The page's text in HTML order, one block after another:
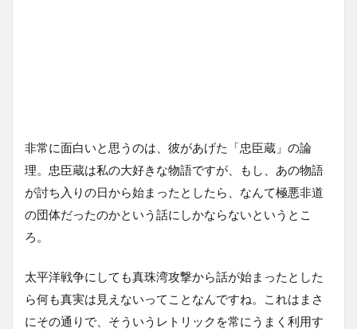
非常に面白いと思うのは、彼があげた「忠臣蔵」の論
理。忠臣蔵は私の大好きな物語ですが、もし、あの物語
が討ち入りの日から始まったとしたら、なんて極悪非道
の団体だったのかという話にしかならないというとこ
ろ。
太平洋戦争にしても真珠湾攻撃から話が始まったとした
ら何も真実は見えないってことなんですね。これはまさ
にその通りで、そういうレトリックを常にうまく利用す